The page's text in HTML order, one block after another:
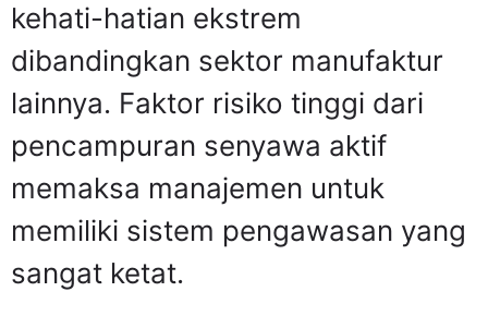
kehati-hatian ekstrem
dibandingkan sektor manufaktur
lainnya. Faktor risiko tinggi dari
pencampuran senyawa aktif
memaksa manajemen untuk
memiliki sistem pengawasan yang
sangat ketat.